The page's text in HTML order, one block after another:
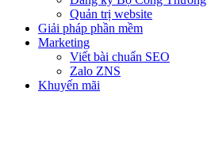
Quản trị website
Giải pháp phần mềm
Marketing
Viết bài chuẩn SEO
Zalo ZNS
Khuyến mãi